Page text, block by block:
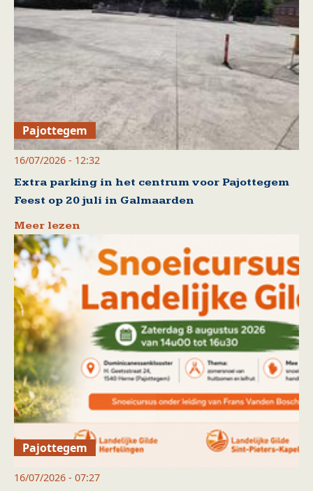
Pajottegem
16/07/2026 - 12:32
Extra parking in het centrum voor Pajottegem
Feest op 20 juli in Galmaarden
Meer lezen
Pajottegem
16/07/2026 - 07:27